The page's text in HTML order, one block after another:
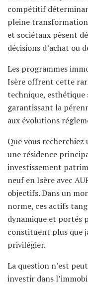
compétitif
pleine
et sociétaux pèsent
décisions d’achat ou
Les programmes
Isère offrent cette
technique,
garantissant la
aux évolutions
Que vous
une résidence
investissement
neuf en Isère avec
objectifs. Dans un
norme, ces actifs
dynamique et portés
constituent plus que
privilégier.
La question n’est
investir dans